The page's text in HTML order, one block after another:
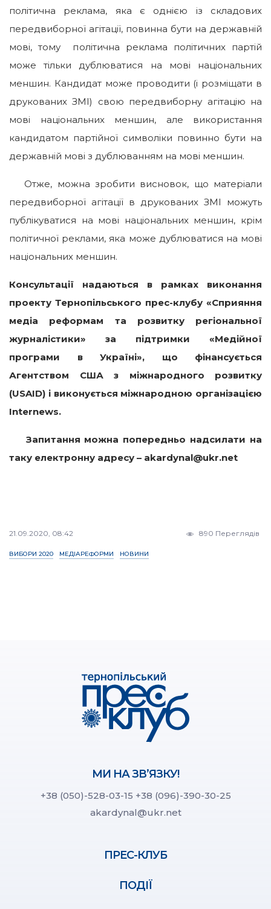
політична реклама, яка є однією із складових
передвиборної агітації, повинна бути на державній
мові, тому політична реклама політичних партій
може тільки дублюватися на мові національних
меншин. Кандидат може проводити (і розміщати в
друкованих ЗМІ) свою передвиборну агітацію на
мові національних меншин, але використання
кандидатом партійної символіки повинно бути на
державній мові з дублюванням на мові меншин.
Отже, можна зробити висновок, що матеріали
передвиборної агітації в друкованих ЗМІ можуть
публікуватися на мові національних меншин, крім
політичної реклами, яка може дублюватися на мові
національних меншин.
Консультації надаються в рамках виконання
проекту Тернопільського прес-клубу «Сприяння
медіа реформам та розвитку регіональної
журналістики» за підтримки «Медійної
програми в Україні», що фінансується
Агентством США з міжнародного розвитку
(USAID) і виконується міжнародною організацією
Internews.
Запитання можна попередньо надсилати на
таку електронну адресу – akardynal@ukr.net
21.09.2020, 08:42 890 Переглядів
ВИБОРИ 2020 МЕДІАРЕФОРМИ НОВИНИ
МИ НА ЗВ’ЯЗКУ!
+38 (050)-528-03-15 +38 (096)-390-30-25
akardynal@ukr.net
ПРЕС-КЛУБ
ПОДІЇ